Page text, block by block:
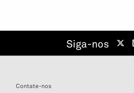
Siga-nos
Contate-nos